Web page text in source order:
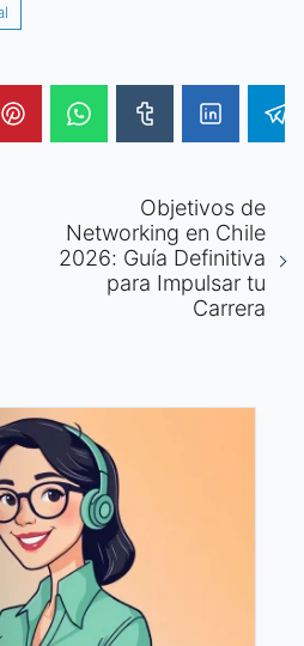
Objetivos de
Networking en Chile
2026: Guía Definitiva
para Impulsar tu
Carrera